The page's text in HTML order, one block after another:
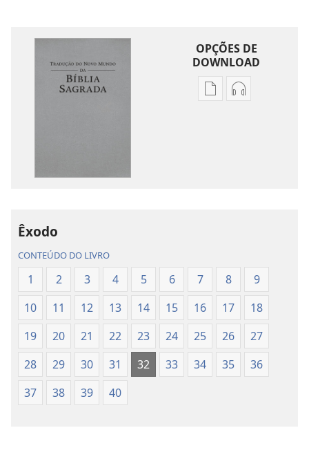
OPÇÕES DE
DOWNLOAD
Opções
Sagrada
(revisão
2015)
Opções
Sagrada
(revisão
2015)
Êxodo
CONTEÚDO DO LIVRO
1 2 3 4 5 6 7 8
9
10
11 12 13 14 15 16 17
18
19
20 21 22 23 24 25 26
27
28
29 30 31 32 33 34 35
36
37
38 39 40